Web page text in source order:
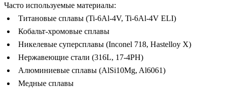
Часто используемые материалы:
Титановые сплавы (Ti-6Al-4V, Ti-6Al-4V ELI)
Кобальт-хромовые сплавы
Никелевые суперсплавы (Inconel 718, Hastelloy X)
Нержавеющие стали (316L, 17-4PH)
Алюминиевые сплавы (AlSi10Mg, Al6061)
Медные сплавы